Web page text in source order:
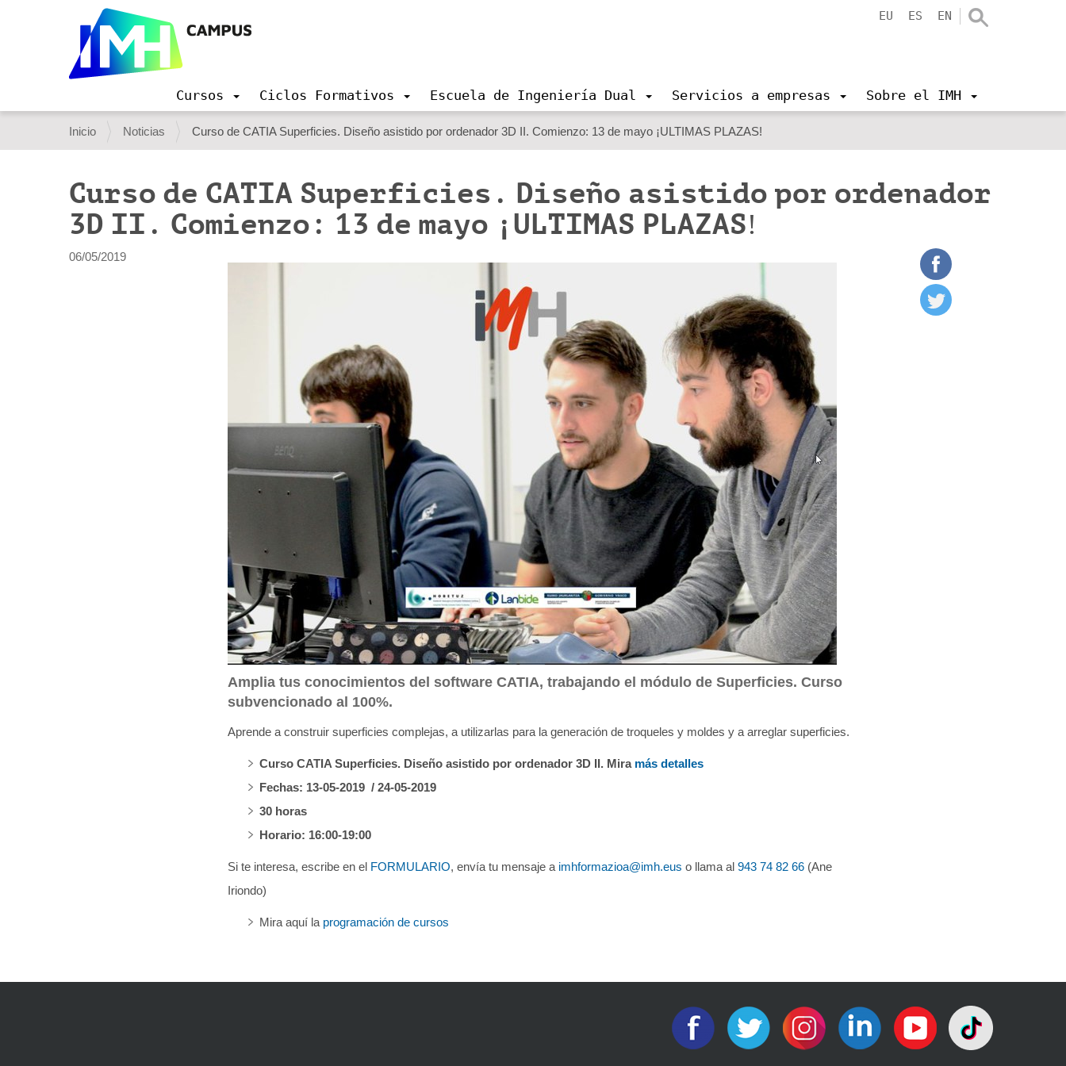
EU ES EN
v
a
c
i
n
Cursos Ciclos Formativos Escuela de Ingeniería Dual Servicios a empresas Sobre el IMH
U
s
e
d
e
Inicio Noticias Curso de CATIA Superficies. Diseño asistido por ordenador 3D II. Comienzo: 13 de mayo ¡ULTIMAS PLAZAS!
Curso de CATIA Superficies. Diseño asistido por ordenador
3D II. Comienzo: 13 de mayo ¡ULTIMAS PLAZAS!
06/05/2019
Amplia tus conocimientos del software CATIA, trabajando el módulo de Superficies. Curso
subvencionado al 100%.
Aprende a construir superficies complejas, a utilizarlas para la generación de troqueles y moldes y a arreglar superficies.
Curso CATIA Superficies. Diseño asistido por ordenador 3D II. Mira más detalles
Fechas: 13-05-2019 / 24-05-2019
30 horas
Horario: 16:00-19:00
Si te interesa, escribe en el FORMULARIO, envía tu mensaje a imhformazioa@imh.eus o llama al 943 74 82 66 (Ane
Iriondo)
Mira aquí la programación de cursos